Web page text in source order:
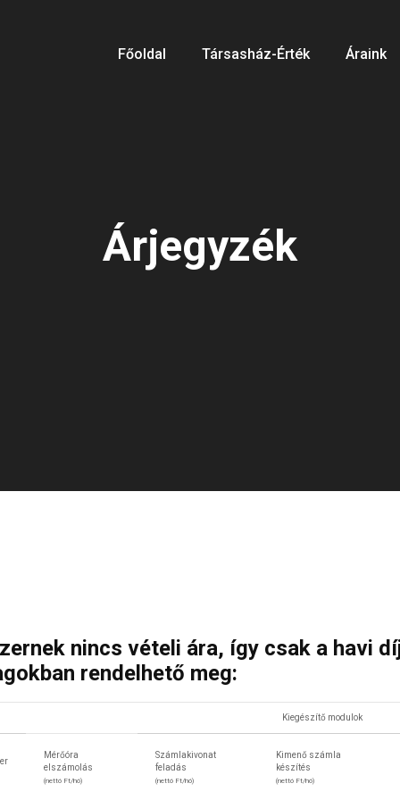
Főoldal Társasház-Érték Áraink
Árjegyzék
nincs vételi ára, így csak a havi
rendelhető meg:
Kiegészítő modulok
Mérőóra
elszámolás
(nettó Ft/hó)
Számlakivonat
feladás
(nettó Ft/hó)
Kimenő számla
készítés
(nettó Ft/hó)